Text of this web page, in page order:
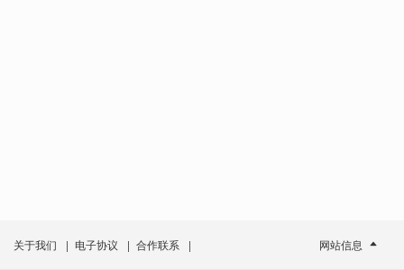
关于我们 | 电子协议 | 合作联系 | 网站信息